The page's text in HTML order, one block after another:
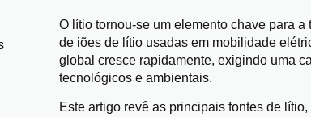
O lítio tornou-se um elemento chave para
de iões de lítio usadas em mobilidade
global cresce rapidamente, exigindo uma
tecnológicos e ambientais.
Este artigo revê as principais fontes de